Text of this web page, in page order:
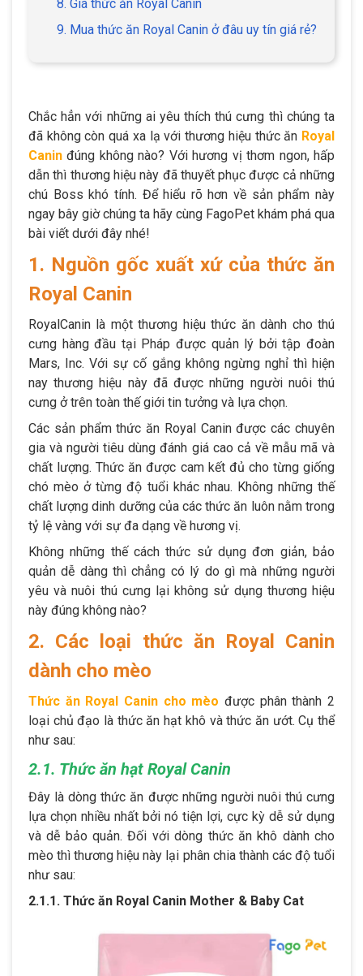
8. Giá thức ăn Royal Canin
9. Mua thức ăn Royal Canin ở đâu uy tín giá rẻ?
Chắc hẳn với những ai yêu thích thú cưng thì chúng ta
đã không còn quá xa lạ với thương hiệu thức ăn Royal
Canin đúng không nào? Với hương vị thơm ngon, hấp
dẫn thì thương hiệu này đã thuyết phục được cả những
chú Boss khó tính. Để hiểu rõ hơn về sản phẩm này
ngay bây giờ chúng ta hãy cùng FagoPet khám phá qua
bài viết dưới đây nhé!
1. Nguồn gốc xuất xứ của thức ăn
Royal Canin
RoyalCanin là một thương hiệu thức ăn dành cho thú
cưng hàng đầu tại Pháp được quản lý bởi tập đoàn
Mars, Inc. Với sự cố gắng không ngừng nghỉ thì hiện
nay thương hiệu này đã được những người nuôi thú
cưng ở trên toàn thế giới tin tưởng và lựa chọn.
Các sản phẩm thức ăn Royal Canin được các chuyên
gia và người tiêu dùng đánh giá cao cả về mẫu mã và
chất lượng. Thức ăn được cam kết đủ cho từng giống
chó mèo ở từng độ tuổi khác nhau. Không những thế
chất lượng dinh dưỡng của các thức ăn luôn nằm trong
tỷ lệ vàng với sự đa dạng về hương vị.
Không những thế cách thức sử dụng đơn giản, bảo
quản dễ dàng thì chẳng có lý do gì mà những người
yêu và nuôi thú cưng lại không sử dụng thương hiệu
này đúng không nào?
2. Các loại thức ăn Royal Canin
dành cho mèo
Thức ăn Royal Canin cho mèo được phân thành 2
loại chủ đạo là thức ăn hạt khô và thức ăn ướt. Cụ thể
như sau:
2.1. Thức ăn hạt Royal Canin
Đây là dòng thức ăn được những người nuôi thú cưng
lựa chọn nhiều nhất bởi nó tiện lợi, cực kỳ dễ sử dụng
và dễ bảo quản. Đối với dòng thức ăn khô dành cho
mèo thì thương hiệu này lại phân chia thành các độ tuổi
như sau:
2.1.1. Thức ăn Royal Canin Mother & Baby Cat